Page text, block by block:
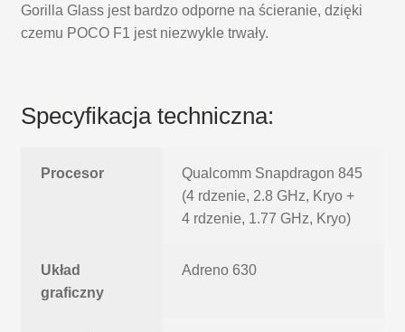
Gorilla Glass jest bardzo odporne na ścieranie, dzięki
czemu POCO F1 jest niezwykle trwały.
Specyfikacja techniczna:
Procesor
Qualcomm Snapdragon 845
(4 rdzenie, 2.8 GHz, Kryo +
4 rdzenie, 1.77 GHz, Kryo)
Układ
graficzny
Adreno 630